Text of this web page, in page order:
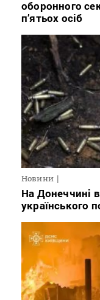
оборонного
п’ятьох осіб
Новини
На Донеччині
українського